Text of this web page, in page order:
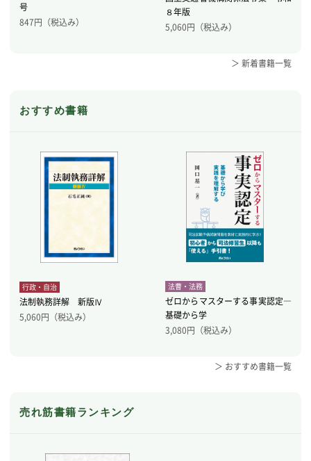
号
847円（税込み）
８年版
5,060円（税込み）
＞ 新着書籍一覧
おすすめ書籍
行政・自治
法制執務詳解 新版Ⅳ
5,060円（税込み）
法曹・法務
ゼロからマスターする事実認定―
基礎から学
3,080円（税込み）
＞ おすすめ書籍一覧
売れ筋書籍ランキング